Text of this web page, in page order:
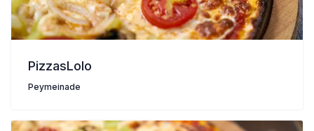
PizzasLolo
Peymeinade